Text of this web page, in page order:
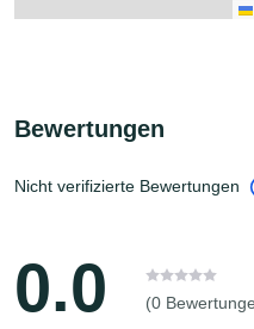
Bewertungen
Nicht verifizierte Bewertungen
0.0 (0